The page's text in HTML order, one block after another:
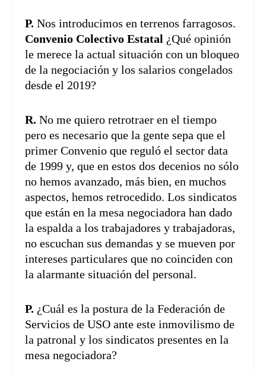
P. Nos introducimos en terrenos farragosos.
Convenio Colectivo Estatal ¿Qué opinión
le merece la actual situación con un bloqueo
de la negociación y los salarios congelados
desde el 2019?
R.No me quiero retrotraer en el tiempo
pero es necesario que la gente sepa que el
primer Convenio que reguló el sector data
de 1999 y, que en estos dos decenios no sólo
no hemos avanzado, más bien, en muchos
aspectos, hemos retrocedido. Los sindicatos
que están en la mesa negociadora han dado
la espalda a los trabajadores y trabajadoras,
no escuchan sus demandas y se mueven por
intereses particulares que no coinciden con
la alarmante situación del personal.
P. ¿Cuál es la postura de la Federación de
Servicios de USO ante este inmovilismo de
la patronal y los sindicatos presentes en la
mesa negociadora?